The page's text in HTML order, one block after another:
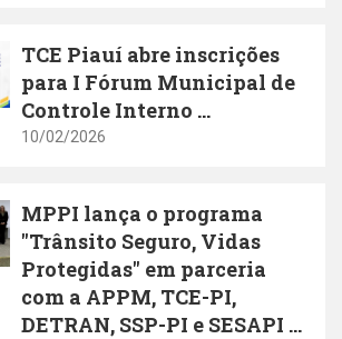
TCE Piauí abre inscrições
para I Fórum Municipal de
Controle Interno ...
10/02/2026
MPPI lança o programa
"Trânsito Seguro, Vidas
Protegidas" em parceria
com a APPM, TCE-PI,
DETRAN, SSP-PI e SESAPI ...